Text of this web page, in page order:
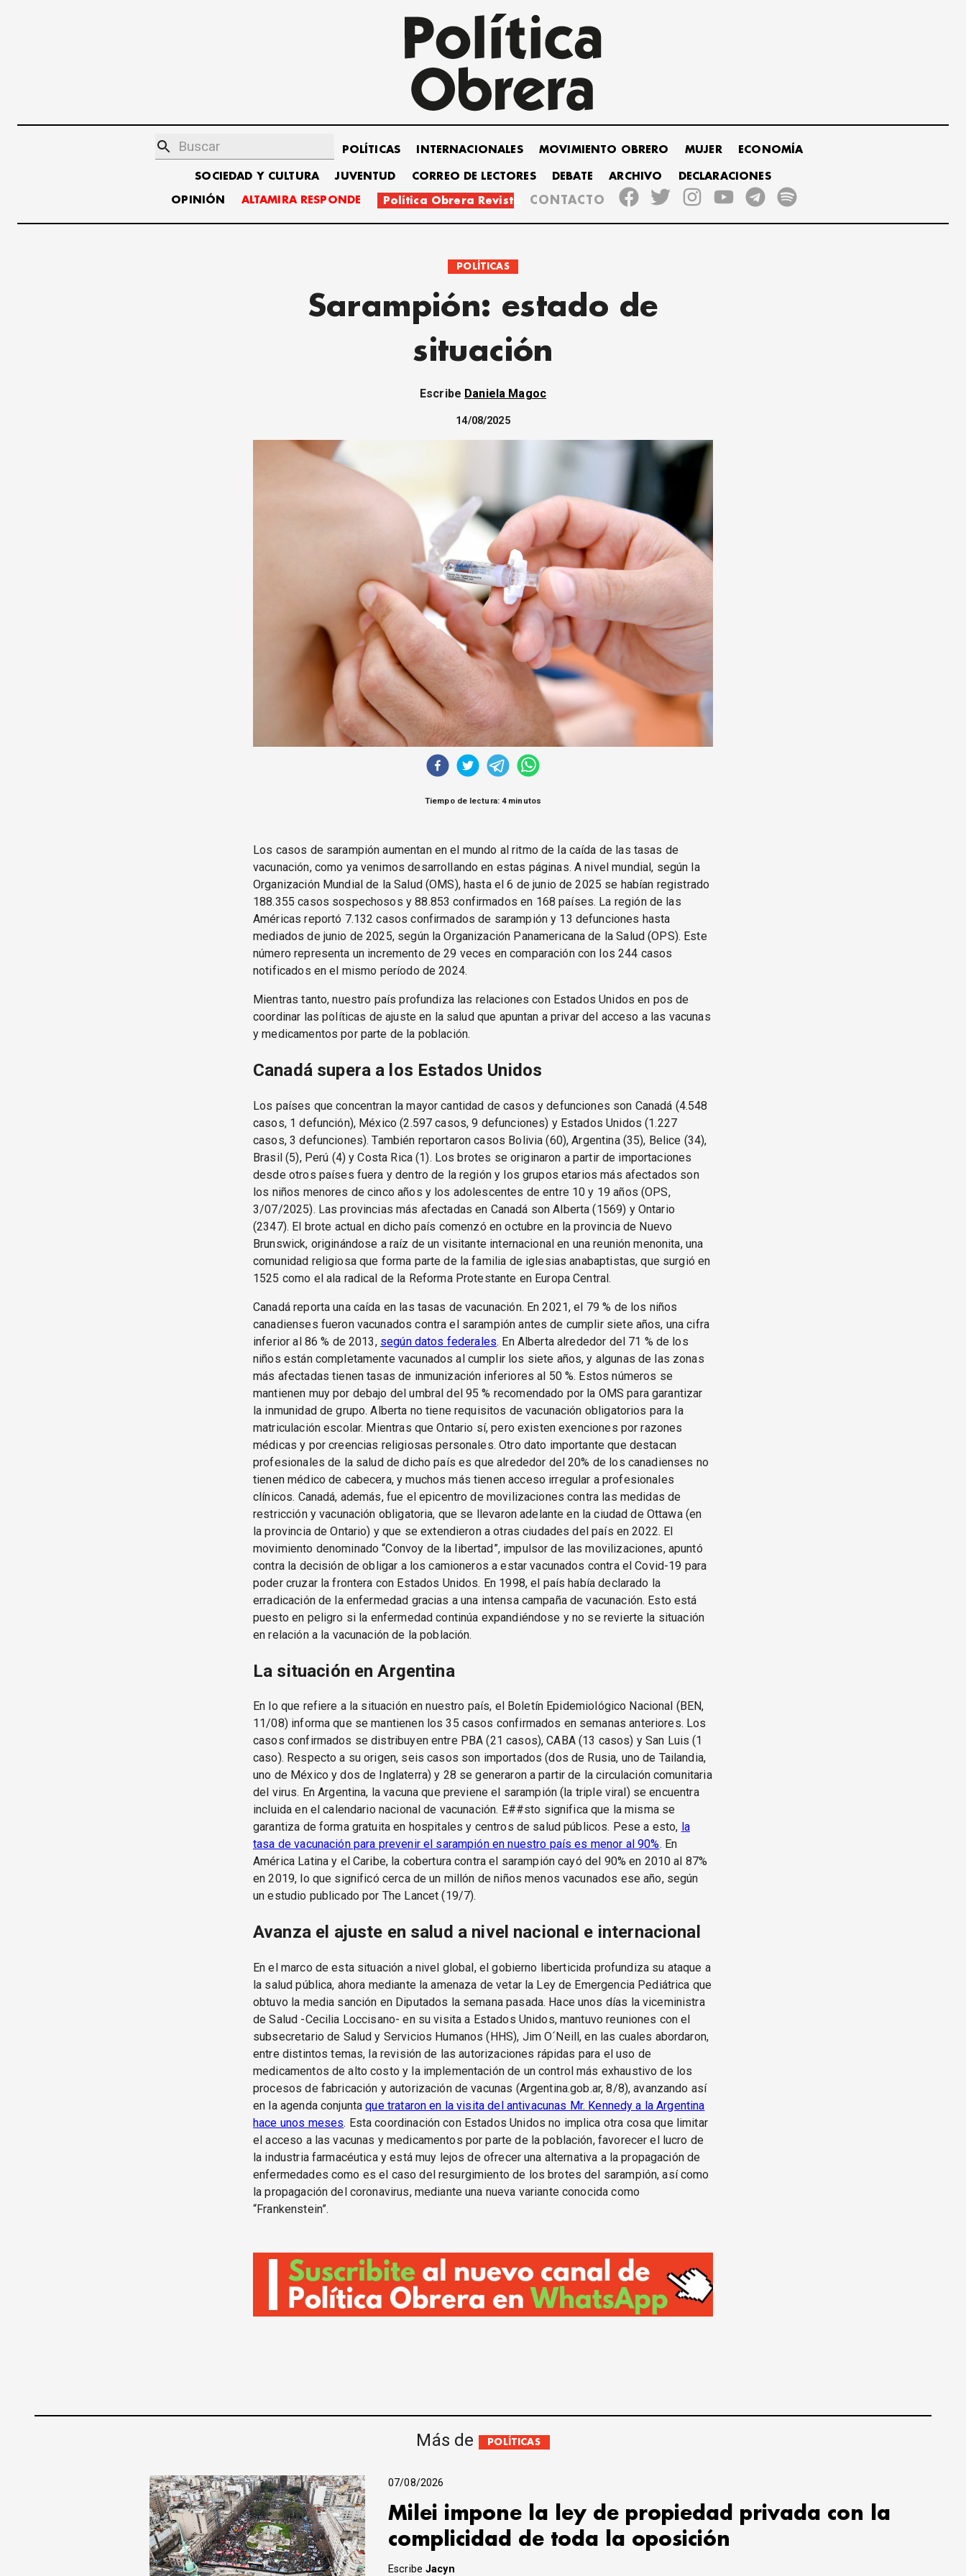
POLÍTICAS INTERNACIONALES MOVIMIENTO OBRERO MUJER ECONOMÍA
SOCIEDAD Y CULTURA JUVENTUD CORREO DE LECTORES DEBATE ARCHIVO DECLARACIONES
OPINIÓN ALTAMIRA RESPONDE Política Obrera Revista CONTACTO
POLÍTICAS
Sarampión: estado de
situación
Escribe Daniela Magoc
14/08/2025
Tiempo de lectura: 4 minutos
Los casos de sarampión aumentan en el mundo al ritmo de la caída de las tasas de
vacunación, como ya venimos desarrollando en estas páginas. A nivel mundial, según la
Organización Mundial de la Salud (OMS), hasta el 6 de junio de 2025 se habían registrado
188.355 casos sospechosos y 88.853 confirmados en 168 países. La región de las
Américas reportó 7.132 casos confirmados de sarampión y 13 defunciones hasta
mediados de junio de 2025, según la Organización Panamericana de la Salud (OPS). Este
número representa un incremento de 29 veces en comparación con los 244 casos
notificados en el mismo período de 2024.
Mientras tanto, nuestro país profundiza las relaciones con Estados Unidos en pos de
coordinar las políticas de ajuste en la salud que apuntan a privar del acceso a las vacunas
y medicamentos por parte de la población.
Canadá supera a los Estados Unidos
Los países que concentran la mayor cantidad de casos y defunciones son Canadá (4.548
casos, 1 defunción), México (2.597 casos, 9 defunciones) y Estados Unidos (1.227
casos, 3 defunciones). También reportaron casos Bolivia (60), Argentina (35), Belice (34),
Brasil (5), Perú (4) y Costa Rica (1). Los brotes se originaron a partir de importaciones
desde otros países fuera y dentro de la región y los grupos etarios más afectados son
los niños menores de cinco años y los adolescentes de entre 10 y 19 años (OPS,
3/07/2025). Las provincias más afectadas en Canadá son Alberta (1569) y Ontario
(2347). El brote actual en dicho país comenzó en octubre en la provincia de Nuevo
Brunswick, originándose a raíz de un visitante internacional en una reunión menonita, una
comunidad religiosa que forma parte de la familia de iglesias anabaptistas, que surgió en
1525 como el ala radical de la Reforma Protestante en Europa Central.
Canadá reporta una caída en las tasas de vacunación. En 2021, el 79 % de los niños
canadienses fueron vacunados contra el sarampión antes de cumplir siete años, una cifra
inferior al 86 % de 2013, según datos federales. En Alberta alrededor del 71 % de los
niños están completamente vacunados al cumplir los siete años, y algunas de las zonas
más afectadas tienen tasas de inmunización inferiores al 50 %. Estos números se
mantienen muy por debajo del umbral del 95 % recomendado por la OMS para garantizar
la inmunidad de grupo. Alberta no tiene requisitos de vacunación obligatorios para la
matriculación escolar. Mientras que Ontario sí, pero existen exenciones por razones
médicas y por creencias religiosas personales. Otro dato importante que destacan
profesionales de la salud de dicho país es que alrededor del 20% de los canadienses no
tienen médico de cabecera, y muchos más tienen acceso irregular a profesionales
clínicos. Canadá, además, fue el epicentro de movilizaciones contra las medidas de
restricción y vacunación obligatoria, que se llevaron adelante en la ciudad de Ottawa (en
la provincia de Ontario) y que se extendieron a otras ciudades del país en 2022. El
movimiento denominado “Convoy de la libertad”, impulsor de las movilizaciones, apuntó
contra la decisión de obligar a los camioneros a estar vacunados contra el Covid-19 para
poder cruzar la frontera con Estados Unidos. En 1998, el país había declarado la
erradicación de la enfermedad gracias a una intensa campaña de vacunación. Esto está
puesto en peligro si la enfermedad continúa expandiéndose y no se revierte la situación
en relación a la vacunación de la población.
La situación en Argentina
En lo que refiere a la situación en nuestro país, el Boletín Epidemiológico Nacional (BEN,
11/08) informa que se mantienen los 35 casos confirmados en semanas anteriores. Los
casos confirmados se distribuyen entre PBA (21 casos), CABA (13 casos) y San Luis (1
caso). Respecto a su origen, seis casos son importados (dos de Rusia, uno de Tailandia,
uno de México y dos de Inglaterra) y 28 se generaron a partir de la circulación comunitaria
del virus. En Argentina, la vacuna que previene el sarampión (la triple viral) se encuentra
incluida en el calendario nacional de vacunación. E##sto significa que la misma se
garantiza de forma gratuita en hospitales y centros de salud públicos. Pese a esto, la
tasa de vacunación para prevenir el sarampión en nuestro país es menor al 90%. En
América Latina y el Caribe, la cobertura contra el sarampión cayó del 90% en 2010 al 87%
en 2019, lo que significó cerca de un millón de niños menos vacunados ese año, según
un estudio publicado por The Lancet (19/7).
Avanza el ajuste en salud a nivel nacional e internacional
En el marco de esta situación a nivel global, el gobierno liberticida profundiza su ataque a
la salud pública, ahora mediante la amenaza de vetar la Ley de Emergencia Pediátrica que
obtuvo la media sanción en Diputados la semana pasada. Hace unos días la viceministra
de Salud -Cecilia Loccisano- en su visita a Estados Unidos, mantuvo reuniones con el
subsecretario de Salud y Servicios Humanos (HHS), Jim O´Neill, en las cuales abordaron,
entre distintos temas, la revisión de las autorizaciones rápidas para el uso de
medicamentos de alto costo y la implementación de un control más exhaustivo de los
procesos de fabricación y autorización de vacunas (Argentina.gob.ar, 8/8), avanzando así
en la agenda conjuntaque trataron en la visita del antivacunas Mr. Kennedy a la Argentina
hace unos meses. Esta coordinación con Estados Unidos no implica otra cosa que limitar
el acceso a las vacunas y medicamentos por parte de la población, favorecer el lucro de
la industria farmacéutica y está muy lejos de ofrecer una alternativa a la propagación de
enfermedades como es el caso del resurgimiento de los brotes del sarampión, así como
la propagación del coronavirus, mediante una nueva variante conocida como
“Frankenstein”.
Más de POLÍTICAS
07/08/2026
Milei impone la ley de propiedad privada con la
complicidad de toda la oposición
EscribeJacyn